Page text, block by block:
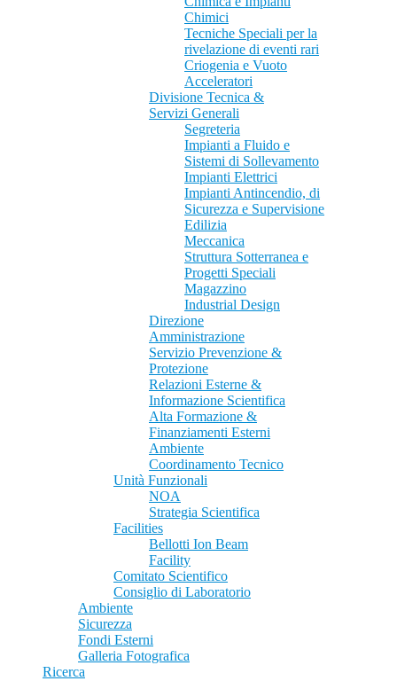
Chimici
Tecniche Speciali per la
rivelazione di eventi rari
Criogenia e Vuoto
Acceleratori
Divisione Tecnica &
Servizi Generali
Segreteria
Impianti a Fluido e
Sistemi di Sollevamento
Impianti Elettrici
Impianti Antincendio, di
Sicurezza e Supervisione
Edilizia
Meccanica
Struttura Sotterranea e
Progetti Speciali
Magazzino
Industrial Design
Direzione
Amministrazione
Servizio Prevenzione &
Protezione
Relazioni Esterne &
Informazione Scientifica
Alta Formazione &
Finanziamenti Esterni
Ambiente
Coordinamento Tecnico
Unità Funzionali
NOA
Strategia Scientifica
Facilities
Bellotti Ion Beam
Facility
Comitato Scientifico
Consiglio di Laboratorio
Ambiente
Sicurezza
Fondi Esterni
Galleria Fotografica
Ricerca